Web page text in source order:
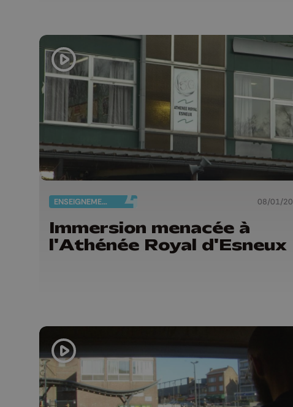
ENSEIGNEMENT 08/01/
Immersion menacée à
l'Athénée Royal d'Esneux